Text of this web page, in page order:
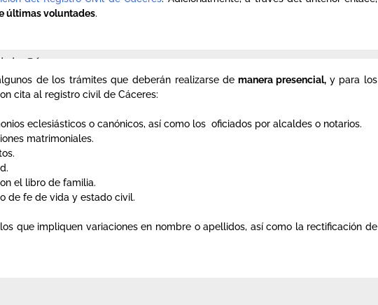
últimas voluntades.
Cáceres.
de los trámites que deberán realizarse de manera presencial, y para los
cita al registro civil de Cáceres:
eclesiásticos o canónicos, así como los oficiados por alcaldes o notarios.
matrimoniales.
el libro de familia.
de fe de vida y estado civil.
que impliquen variaciones en nombre o apellidos, así como la rectificación de